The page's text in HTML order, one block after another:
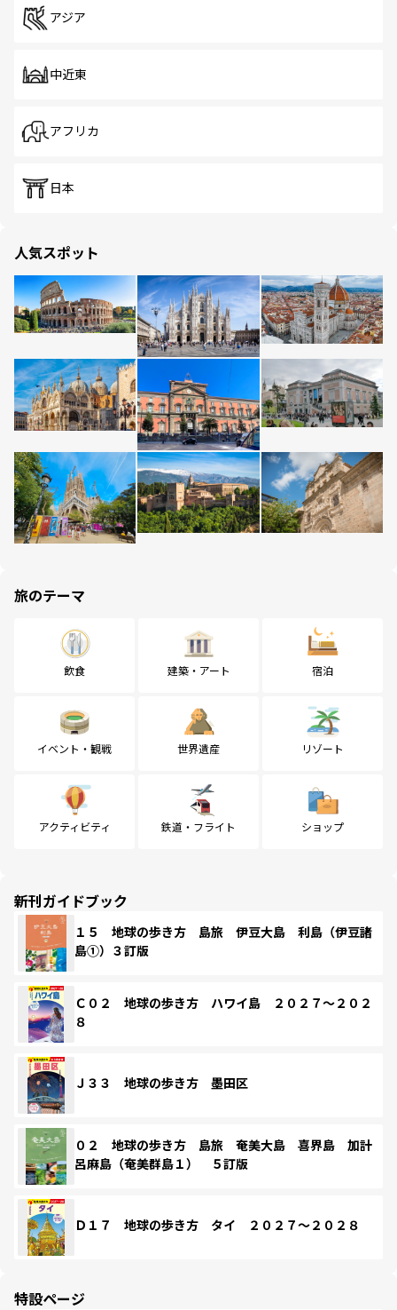
アジア
中近東
アフリカ
日本
人気スポット
旅のテーマ
飲食 建築・アート 宿泊
イベント・観戦 世界遺産 リゾート
アクティビティ 鉄道・フライト ショップ
新刊ガイドブック
１５ 地球の歩き方 島旅 伊豆大島 利島（伊豆諸
島①）３訂版
Ｃ０２ 地球の歩き方 ハワイ島 ２０２７～２０２
８
Ｊ３３ 地球の歩き方 墨田区
０２ 地球の歩き方 島旅 奄美大島 喜界島 加計
呂麻島（奄美群島１） ５訂版
Ｄ１７ 地球の歩き方 タイ ２０２７～２０２８
特設ページ